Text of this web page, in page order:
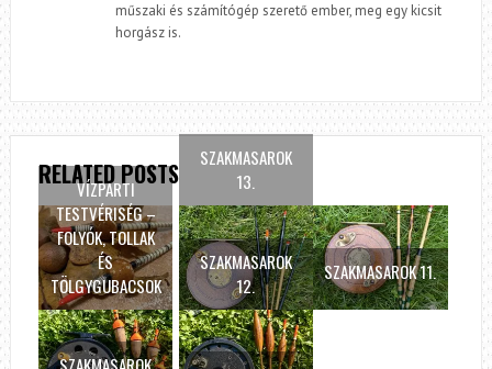
műszaki és számítógép szerető ember, meg egy kicsit
horgász is.
RELATED POSTS
VÍZPARTI
TESTVÉRISÉG –
FOLYÓK, TOLLAK
ÉS
TÖLGYGUBACSOK
SZAKMASAROK
13.
SZAKMASAROK
12.
SZAKMASAROK 11.